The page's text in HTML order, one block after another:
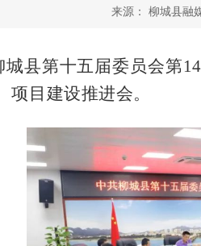
来源： 柳城县融
城县第十五届委员会第
目建设推进会。